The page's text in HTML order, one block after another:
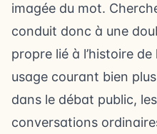
imagée du mot.
conduit donc à une
propre lié à l’histoire
usage courant bien
dans le débat public,
conversations